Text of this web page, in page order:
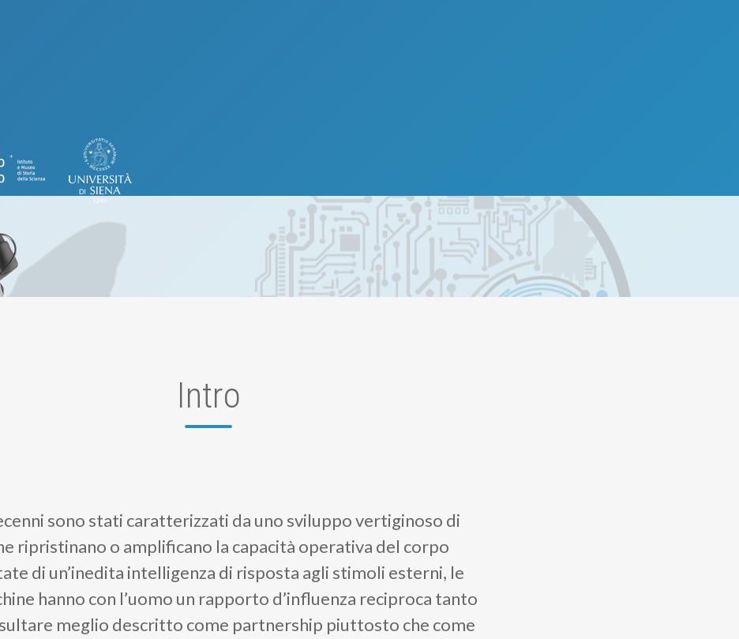
Intro
sono stati caratterizzati da uno sviluppo vertiginoso di
ripristinano o amplificano la capacità operativa del corpo
di un’inedita intelligenza di risposta agli stimoli esterni, le
hanno con l’uomo un rapporto d’influenza reciproca tanto
meglio descritto come partnership piuttosto che come